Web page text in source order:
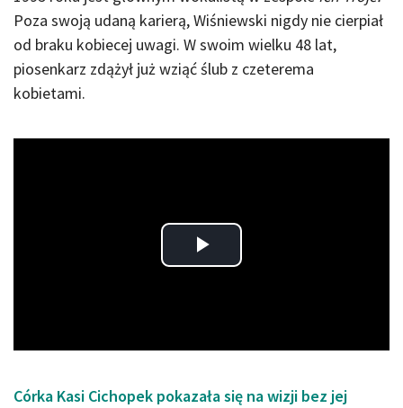
Poza swoją udaną karierą, Wiśniewski nigdy nie cierpiał
od braku kobiecej uwagi. W swoim wielku 48 lat,
piosenkarz zdążył już wziąć ślub z czeterema
kobietami.
Play
Córka Kasi Cichopek pokazała się na wizji bez jej